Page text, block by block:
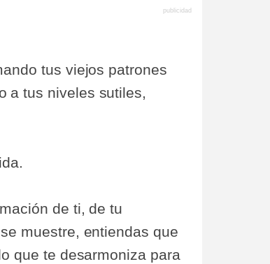
tus viejos patrones
a tus niveles sutiles,
de ti, de tu
muestre, entiendas que
que te desarmoniza para